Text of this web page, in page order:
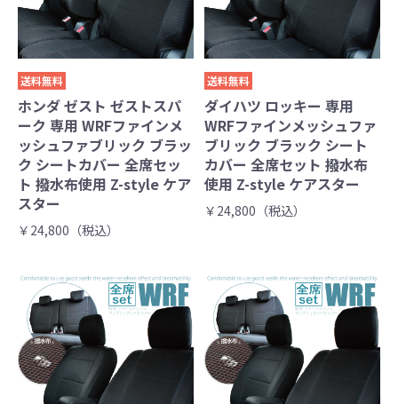
送料無料
ホンダ ゼスト ゼストスパ
ーク 専用 WRFファインメ
ッシュファブリック ブラッ
ク シートカバー 全席セッ
ト 撥水布使用 Z-style ケア
スター
￥24,800（税込）
送料無料
ダイハツ ロッキー 専用
WRFファインメッシュファ
ブリック ブラック シート
カバー 全席セット 撥水布
使用 Z-style ケアスター
￥24,800（税込）